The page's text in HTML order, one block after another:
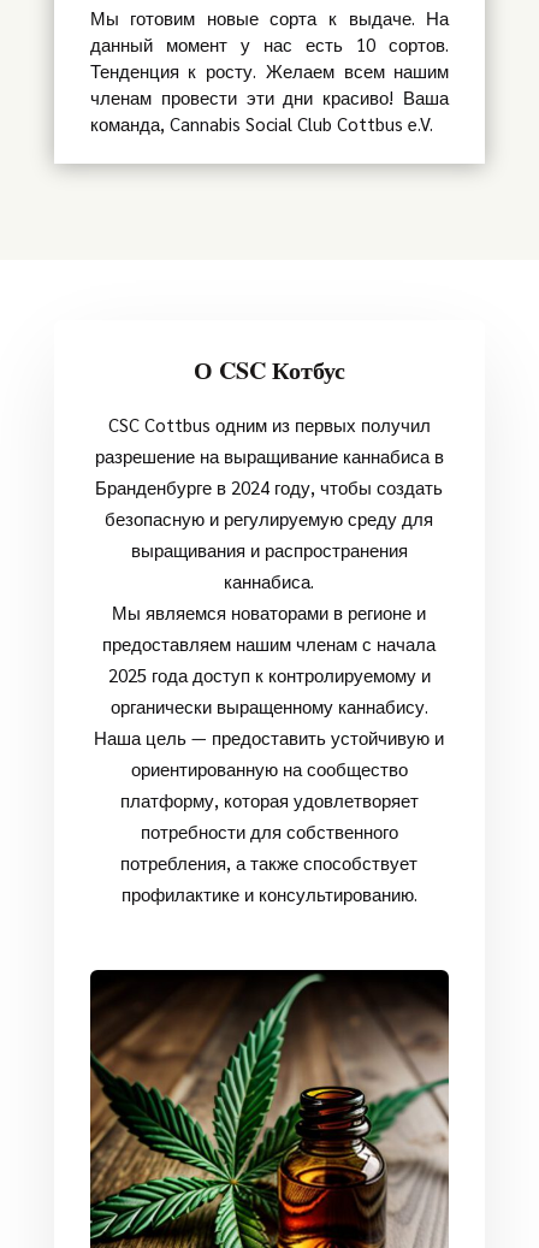
Мы готовим новые сорта к выдаче. На
данный момент у нас есть 10 сортов.
Тенденция к росту. Желаем всем нашим
членам провести эти дни красиво! Ваша
команда, Cannabis Social Club Cottbus e.V.
О CSC Котбус
CSC Cottbus одним из первых получил
разрешение на выращивание каннабиса в
Бранденбурге в 2024 году, чтобы создать
безопасную и регулируемую среду для
выращивания и распространения
каннабиса.
Мы являемся новаторами в регионе и
предоставляем нашим членам с начала
2025 года доступ к контролируемому и
органически выращенному каннабису.
Наша цель — предоставить устойчивую и
ориентированную на сообщество
платформу, которая удовлетворяет
потребности для собственного
потребления, а также способствует
профилактике и консультированию.